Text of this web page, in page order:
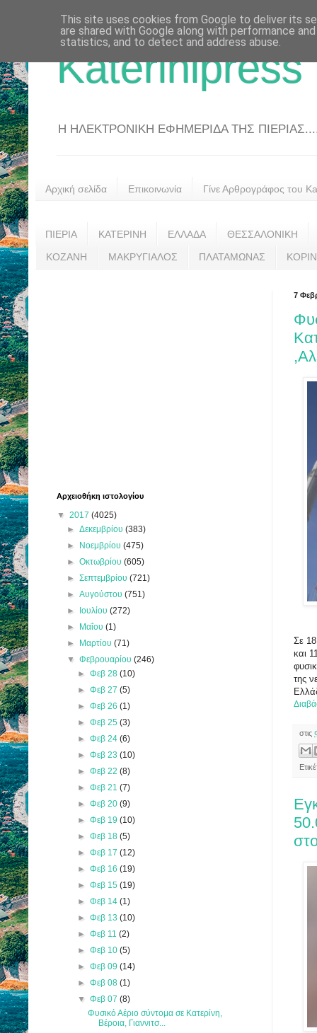
Katerinipress
Η ΗΛΕΚΤΡΟΝΙΚΗ ΕΦΗΜΕΡΙΔΑ ΤΗΣ
Αρχική σελίδα Επικοινωνία Γίνε Αρθρογράφος του
ΠΙΕΡΙΑ ΚΑΤΕΡΙΝΗ ΕΛΛΑΔΑ ΘΕΣΣΑΛΟΝΙΚΗ
ΚΟΖΑΝΗ ΜΑΚΡΥΓΙΑΛΟΣ ΠΛΑΤΑΜΩΝΑΣ
7
Σε
και
της
στις
Αρχειοθήκη ιστολογίου
▼ 2017 (4025)
►Δεκεμβρίου(383)
► Νοεμβρίου(475)
►Οκτωβρίου(605)
►Σεπτεμβρίου(721)
►Αυγούστου(751)
► Ιουλίου(272)
► Μαΐου(1)
► Μαρτίου(71)
▼Φεβρουαρίου(246)
► Φεβ 28 (10)
► Φεβ 27 (5)
► Φεβ 26 (1)
► Φεβ 25 (3)
► Φεβ 24 (6)
► Φεβ 23 (10)
► Φεβ 22 (8)
► Φεβ 21 (7)
► Φεβ 20 (9)
► Φεβ 19 (10)
► Φεβ 18 (5)
► Φεβ 17 (12)
► Φεβ 16 (19)
► Φεβ 15 (19)
► Φεβ 14 (1)
► Φεβ 13 (10)
► Φεβ 11 (2)
► Φεβ 10 (5)
► Φεβ 09 (14)
► Φεβ 08 (1)
▼ Φεβ 07 (8)
Φυσικό Αέριο σύντομα σε Κατερίνη,
Βέροια, Γιαννιτσ...
This site uses cookies from Google to deliver its
are shared with Google along with performance
statistics, and to detect and address abuse.